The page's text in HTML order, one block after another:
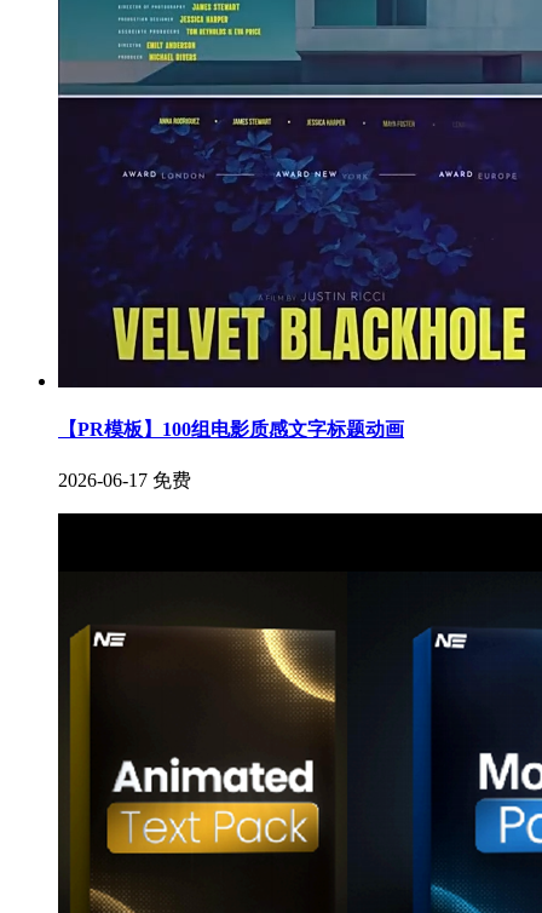
【PR模板】100组电影质感文字标题动画
2026-06-17 免费